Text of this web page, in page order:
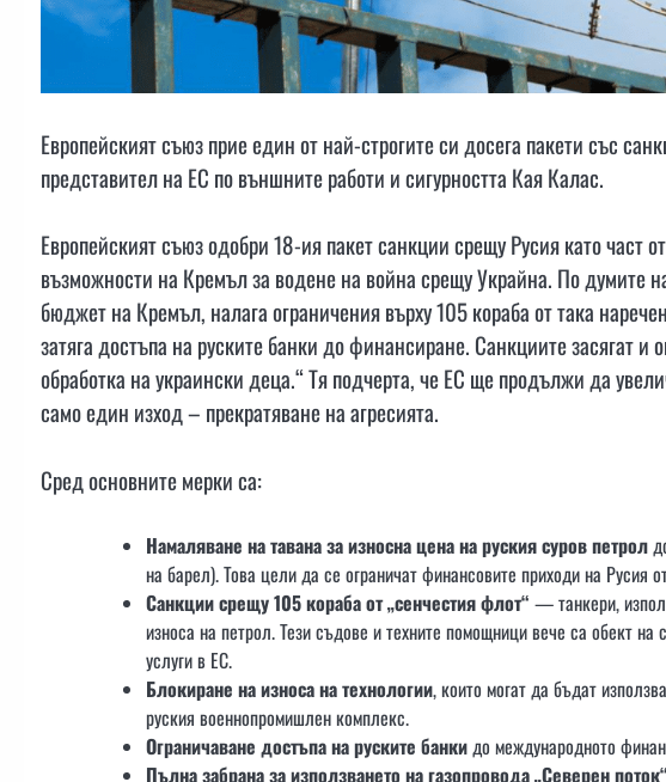
Европейският съюз прие един от най-строгите си досега пакети със
представител на ЕС по външните работи и сигурността Кая Калас.
Европейският съюз одобри 18-ия пакет санкции срещу Русия като част
възможности на Кремъл за водене на война срещу Украйна. По думите
бюджет на Кремъл, налага ограничения върху 105 кораба от така
затяга достъпа на руските банки до финансиране. Санкциите засягат и
обработка на украински деца.“ Тя подчерта, че ЕС ще продължи да
само един изход – прекратяване на агресията.
Сред основните мерки са:
Намаляване на тавана за износна цена на руския суров петрол
на барел). Това цели да се ограничат финансовите приходи на Русия
Санкции срещу 105 кораба от „сенчестия флот“ — танкери,
износа на петрол. Тези съдове и техните помощници вече са обект
услуги в ЕС.
Блокиране на износа на технологии, които могат да бъдат
руския военнопромишлен комплекс.
Ограничаване достъпа на руските банкидо международното
Пълна забрана за използването на газопровода „Северен поток“